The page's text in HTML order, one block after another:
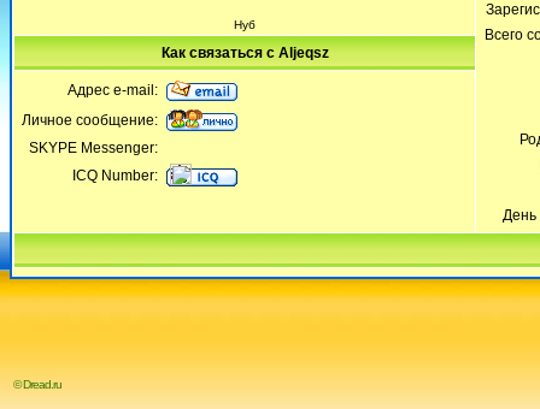
Нуб
Всего
День
Как связаться с Aljeqsz
Адрес e-mail:
Личное сообщение:
SKYPE Messenger:
ICQ Number:
© Dread.ru